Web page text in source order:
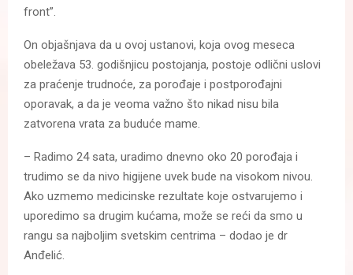
front”.
On objašnjava da u ovoj ustanovi, koja ovog meseca
obeležava 53. godišnjicu postojanja, postoje odlični uslovi
za praćenje trudnoće, za porođaje i postporođajni
oporavak, a da je veoma važno što nikad nisu bila
zatvorena vrata za buduće mame.
– Radimo 24 sata, uradimo dnevno oko 20 porođaja i
trudimo se da nivo higijene uvek bude na visokom nivou.
Ako uzmemo medicinske rezultate koje ostvarujemo i
uporedimo sa drugim kućama, može se reći da smo u
rangu sa najboljim svetskim centrima – dodao je dr
Anđelić.